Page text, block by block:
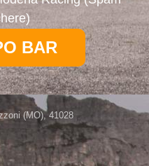
BAR
(MO), 41028